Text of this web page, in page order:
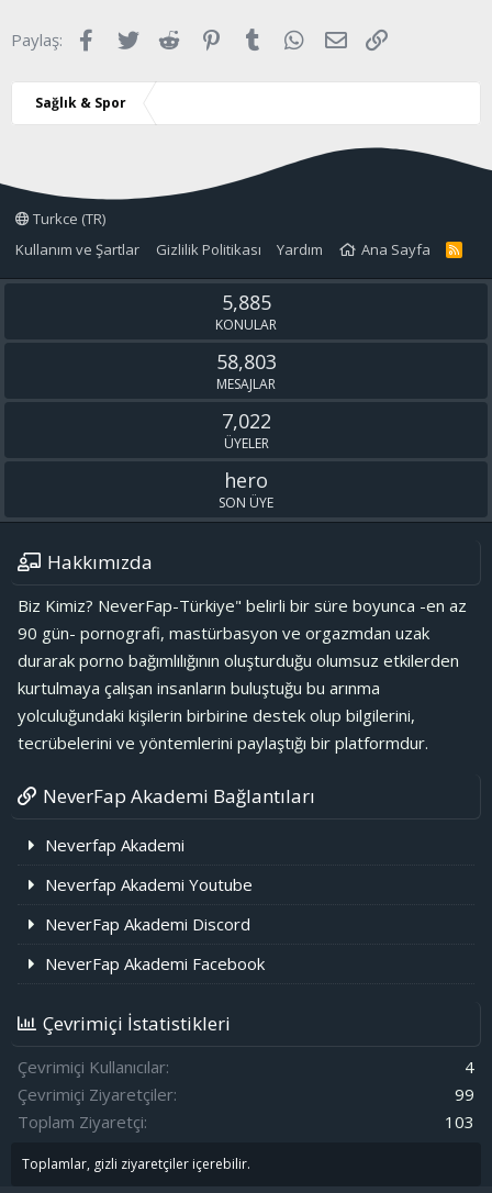
r
Paylaş: Facebook
Twitter Reddit Pinterest
Tumblr WhatsApp
E-posta
Sağlık & Spor
Turkce (TR)
Kullanım ve Şartlar
Gizlilik Politikası Yardım Ana Sayfa
R
S
5,885
KONULAR
58,803
MESAJLAR
7,022
ÜYELER
hero
SON ÜYE
Hakkımızda
Biz Kimiz? NeverFap-Türkiye" belirli bir süre boyunca -en az
90 gün- pornografi, mastürbasyon ve orgazmdan uzak
durarak porno bağımlılığının oluşturduğu olumsuz etkilerden
kurtulmaya çalışan insanların buluştuğu bu arınma
yolculuğundaki kişilerin birbirine destek olup bilgilerini,
tecrübelerini ve yöntemlerini paylaştığı bir platformdur.
NeverFap Akademi Bağlantıları
Neverfap Akademi
Neverfap Akademi Youtube
NeverFap Akademi Discord
NeverFap Akademi Facebook
Çevrimiçi İstatistikleri
Çevrimiçi Kullanıcılar
4
Çevrimiçi Ziyaretçiler
99
Toplam Ziyaretçi
103
Toplamlar, gizli ziyaretçiler içerebilir.